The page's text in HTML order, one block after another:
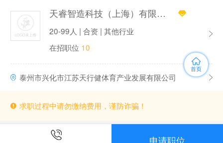
天睿智造科技（上海）有限公司
20-99人 | 合资 | 其他行业
在招职位 10
泰州市兴化市江苏天行健体育产业发展有限公司
求职过程中请勿缴纳费用，谨防诈骗！
申请职位
首页